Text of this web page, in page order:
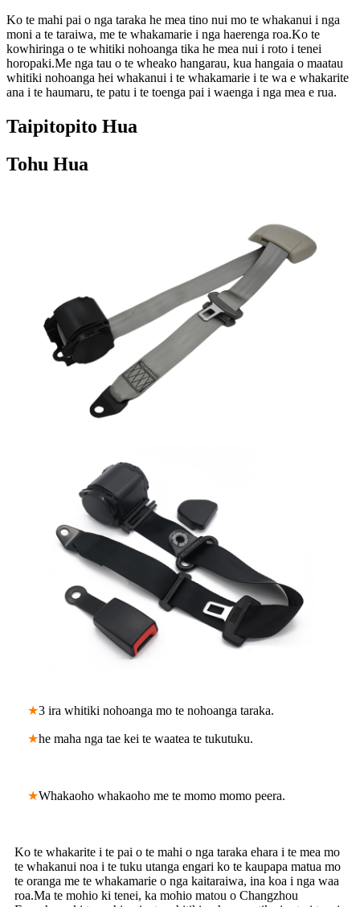
Ko te mahi pai o nga taraka he mea tino nui mo te whakanui i nga
moni a te taraiwa, me te whakamarie i nga haerenga roa.Ko te
kowhiringa o te whitiki nohoanga tika he mea nui i roto i tenei
horopaki.Me nga tau o te wheako hangarau, kua hangaia o maatau
whitiki nohoanga hei whakanui i te whakamarie i te wa e whakarite
ana i te haumaru, te patu i te toenga pai i waenga i nga mea e rua.
Taipitopito Hua
Tohu Hua
★3 ira whitiki nohoanga mo te nohoanga taraka.
★he maha nga tae kei te waatea te tukutuku.
★Whakaoho whakaoho me te momo momo peera.
Ko te whakarite i te pai o te mahi o nga taraka ehara i te mea mo
te whakanui noa i te tuku utanga engari ko te kaupapa matua mo
te oranga me te whakamarie o nga kaitaraiwa, ina koa i nga waa
roa.Ma te mohio ki tenei, ka mohio matou o Changzhou